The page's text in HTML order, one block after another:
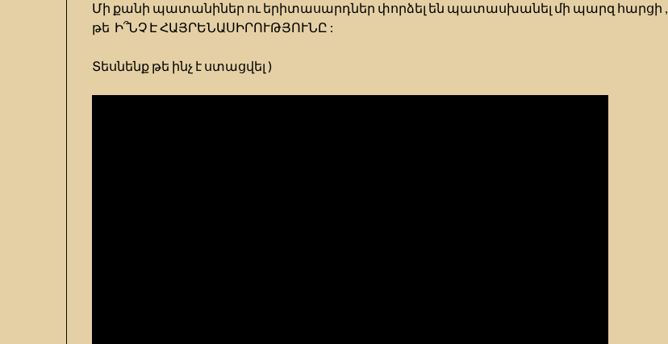
Մի քանի պատանիներ ու երիտասարդներ փորձել են պատասխանել մի պարզ հարցի ,
թե Ի՞ՆՉ Է ՀԱՅՐԵՆԱՍԻՐՈՒԹՅՈՒՆԸ :
Տեսնենք թե ինչ է ստացվել )